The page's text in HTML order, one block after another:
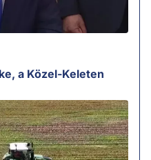
a Közel-Keleten